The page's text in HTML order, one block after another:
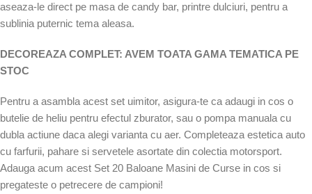
aseaza-le direct pe masa de candy bar, printre dulciuri, pentru a
sublinia puternic tema aleasa.
DECOREAZA COMPLET: AVEM TOATA GAMA TEMATICA PE
STOC
Pentru a asambla acest set uimitor, asigura-te ca adaugi in cos o
butelie de heliu pentru efectul zburator, sau o pompa manuala cu
dubla actiune daca alegi varianta cu aer. Completeaza estetica auto
cu farfurii, pahare si servetele asortate din colectia motorsport.
Adauga acum acest Set 20 Baloane Masini de Curse in cos si
pregateste o petrecere de campioni!